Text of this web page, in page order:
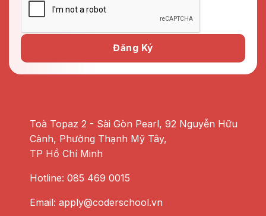
Toà Topaz 2 - Sài Gòn Pearl, 92 Nguyễn Hữu
Cảnh, Phường Thạnh Mỹ Tây,
TP Hồ Chí Minh
Hotline: 085 469 0015
Email: apply@coderschool.vn